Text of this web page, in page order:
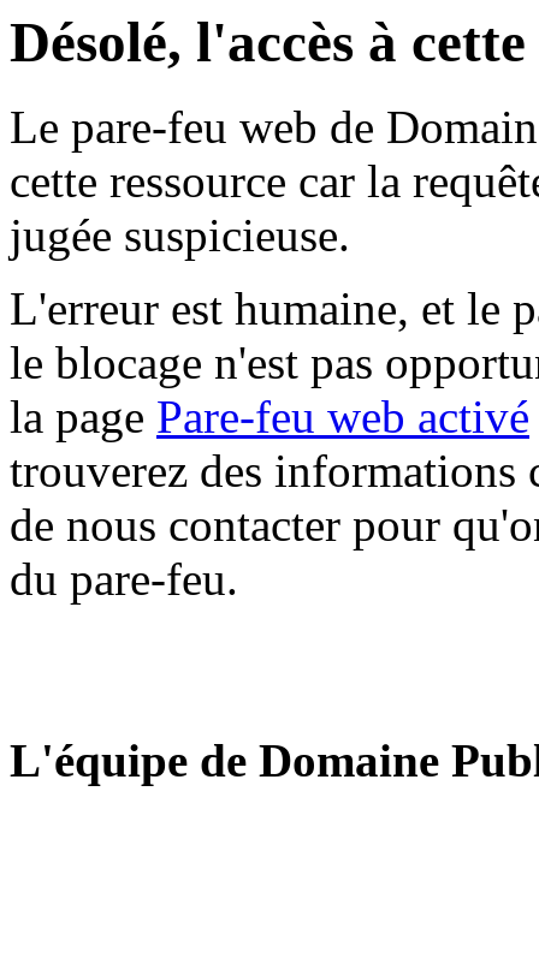
Désolé, l'accès à
Le pare-feu web de
cette ressource car la
jugée suspicieuse.
L'erreur est humaine, et le
le blocage n'est pas
la page Pare-feu web activé
trouverez des informations
de nous contacter pour
du pare-feu.
L'équipe de Domaine